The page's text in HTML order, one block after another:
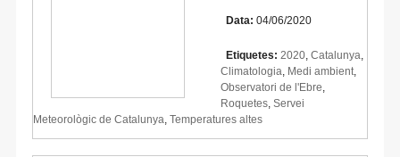
Data: 04/06/2020
Etiquetes: 2020 Catalunya
Climatologia Medi ambient
Observatori de l'Ebre
Roquetes Servei
Meteorològic de Catalunya Temperatures altes